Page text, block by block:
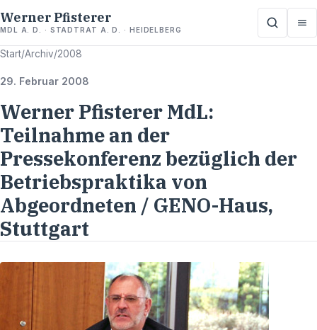
Werner Pfisterer
MDL A. D. · STADTRAT A. D. · HEIDELBERG
Start/Archiv/2008
29. Februar 2008
Werner Pfisterer MdL:
Teilnahme an der
Pressekonferenz bezüglich der
Betriebspraktika von
Abgeordneten / GENO-Haus,
Stuttgart